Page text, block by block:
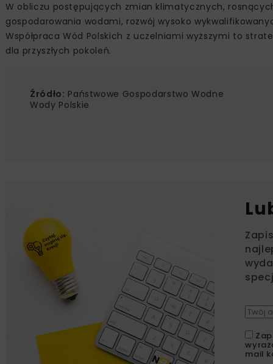
W obliczu postępujących zmian klimatycznych,
gospodarowania wodami, rozwój wysoko
Współpraca Wód Polskich z uczelniami wyższymi to
dla przyszłych pokoleń.
Źródło: Państwowe Gospodarstwo Wodne
Wody Polskie
mail